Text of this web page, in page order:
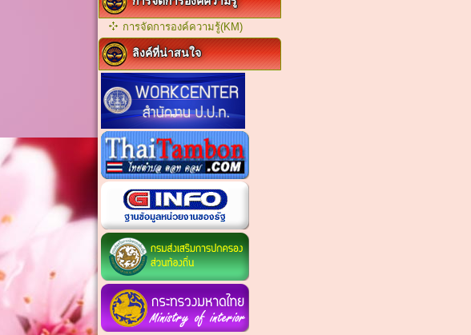
การจัดการองค์ความรู้(KM)
ลิงค์ที่น่าสนใจ